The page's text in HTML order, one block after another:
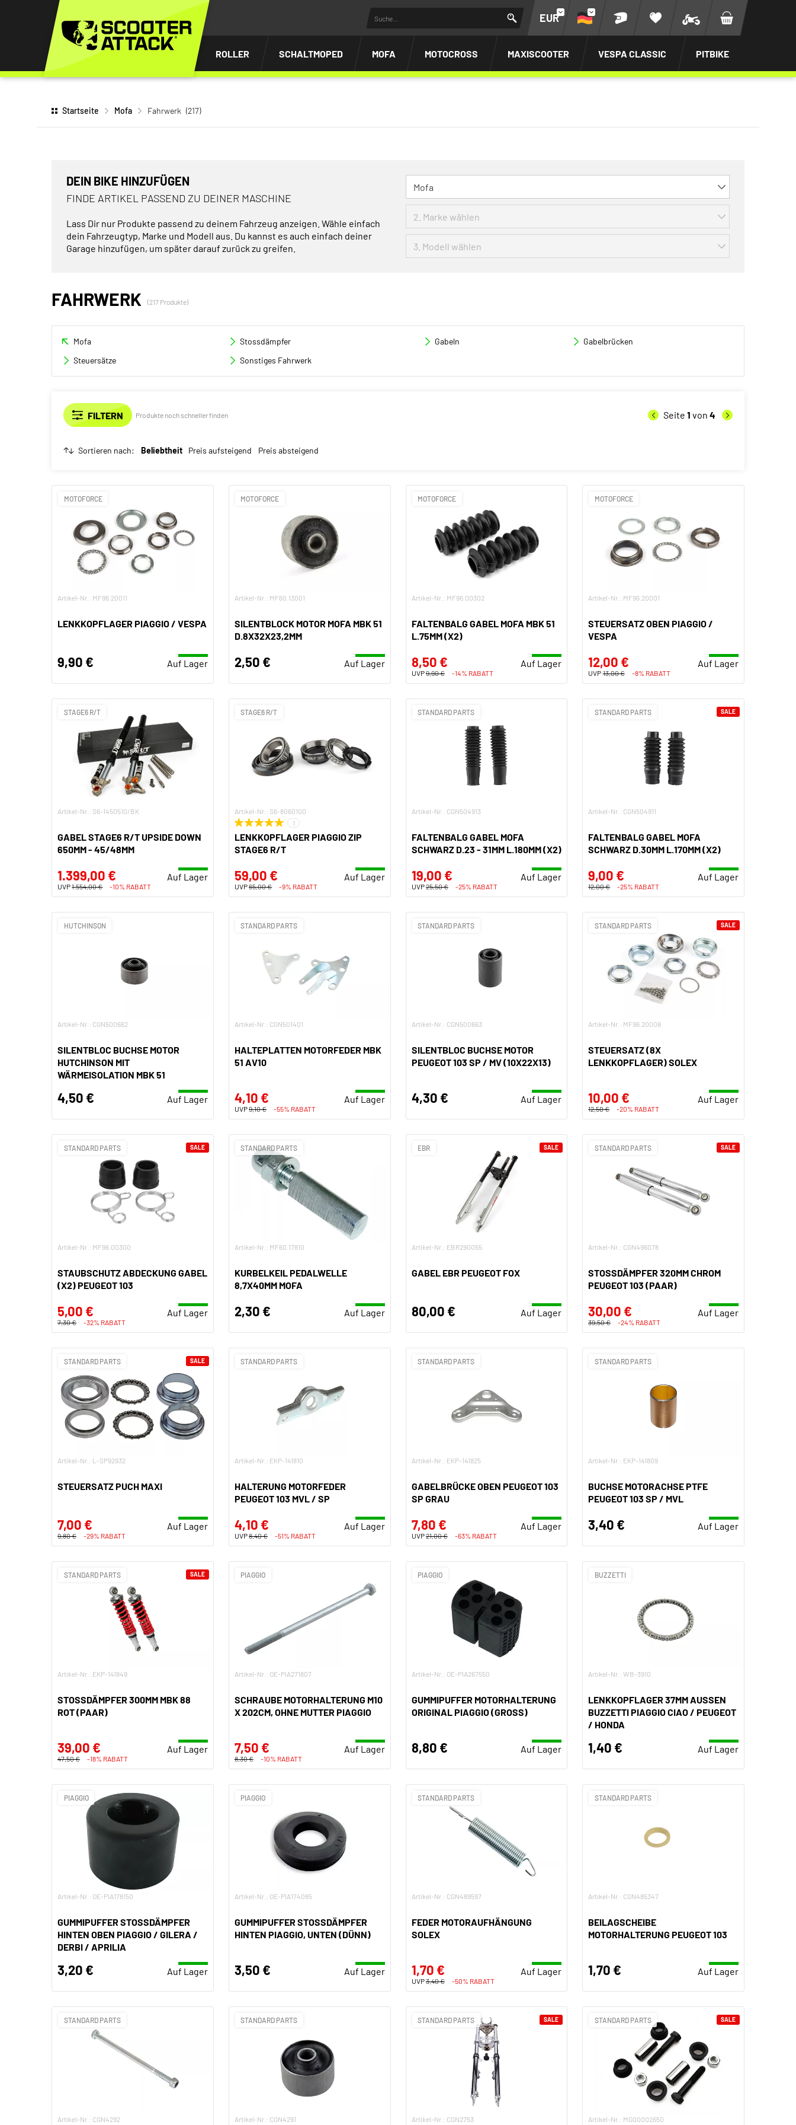
EUR
ROLLER SCHALTMOPED MOFA MOTOCROSS MAXISCOOTER VESPA CLASSIC PITBIKE
Startseite Mofa Fahrwerk (217)
DEIN BIKE HINZUFÜGEN
FINDE ARTIKEL PASSEND ZU DEINER MASCHINE
Lass Dir nur Produkte passend zu deinem Fahrzeug anzeigen. Wähle einfach
dein Fahrzeugtyp, Marke und Modell aus. Du kannst es auch einfach deiner
Garage hinzufügen, um später darauf zurück zu greifen.
FAHRWERK (217 Produkte)
Mofa Stossdämpfer Gabeln
Gabelbrücken
Steuersätze
Sonstiges Fahrwerk
Produkte noch schneller finden Seite 1 von 4
Sortieren nach: Beliebtheit Preis aufsteigend Preis absteigend
MOTOFORCE
Artikel-Nr.: MF96.20011
LENKKOPFLAGER PIAGGIO / VESPA
9,90 € Auf Lager
MOTOFORCE
Artikel-Nr.: MF60.13001
SILENTBLOCK MOTOR MOFA MBK 51
D.8X32X23,2MM
2,50 € Auf Lager
MOTOFORCE
Artikel-Nr.: MF96.00302
FALTENBALG GABEL MOFA MBK 51
L.75MM (X2)
8,50 € Auf Lager
UVP9,90 € -14% RABATT
MOTOFORCE
Artikel-Nr.: MF96.20001
STEUERSATZ OBEN PIAGGIO /
VESPA
12,00 € Auf Lager
UVP13,00 € -8% RABATT
STAGE6 R/T
Artikel-Nr.: S6-1450510/BK
GABEL STAGE6 R/T UPSIDE DOWN
650MM - 45/48MM
1.399,00 € Auf Lager
UVP1.554,00 € -10% RABATT
STAGE6 R/T
Artikel-Nr.: S6-8060100
1
LENKKOPFLAGER PIAGGIO ZIP
STAGE6 R/T
59,00 € Auf Lager
UVP65,00 € -9% RABATT
STANDARD PARTS
Artikel-Nr.: CGN504913
FALTENBALG GABEL MOFA
SCHWARZ D.23 - 31MM L.180MM (X2)
19,00 € Auf Lager
UVP25,50 € -25% RABATT
STANDARD PARTS
Artikel-Nr.: CGN504911
FALTENBALG GABEL MOFA
SCHWARZ D.30MM L.170MM (X2)
9,00 € Auf Lager
12,00 € -25% RABATT
SALE
HUTCHINSON
Artikel-Nr.: CGN500662
SILENTBLOC BUCHSE MOTOR
HUTCHINSON MIT
WÄRMEISOLATION MBK 51
4,50 € Auf Lager
STANDARD PARTS
Artikel-Nr.: CGN501401
HALTEPLATTEN MOTORFEDER MBK
51 AV10
4,10 € Auf Lager
UVP9,10 € -55% RABATT
STANDARD PARTS
Artikel-Nr.: CGN500663
SILENTBLOC BUCHSE MOTOR
PEUGEOT 103 SP / MV (10X22X13)
4,30 € Auf Lager
STANDARD PARTS
Artikel-Nr.: MF96.20008
STEUERSATZ (8X
LENKKOPFLAGER) SOLEX
10,00 € Auf Lager
12,50 € -20% RABATT
SALE
STANDARD PARTS
Artikel-Nr.: MF96.00300
STAUBSCHUTZ ABDECKUNG GABEL
(X2) PEUGEOT 103
5,00 € Auf Lager
7,30 € -32% RABATT
SALE STANDARD PARTS
Artikel-Nr.: MF60.17810
KURBELKEIL PEDALWELLE
8,7X40MM MOFA
2,30 € Auf Lager
EBR
Artikel-Nr.: EBR290055
GABEL EBR PEUGEOT FOX
80,00 € Auf Lager
SALE STANDARD PARTS
Artikel-Nr.: CGN496078
STOSSDÄMPFER 320MM CHROM P
EUGEOT 103 (PAAR)
30,00 € Auf Lager
39,50 € -24% RABATT
SALE
STANDARD PARTS
Artikel-Nr.: L-SP92932
STEUERSATZ PUCH MAXI
7,00 € Auf Lager
9,80 € -29% RABATT
SALE STANDARD PARTS
Artikel-Nr.: EKP-141810
HALTERUNG MOTORFEDER
PEUGEOT 103 MVL / SP
4,10 € Auf Lager
UVP8,40 € -51% RABATT
STANDARD PARTS
Artikel-Nr.: EKP-141825
GABELBRÜCKE OBEN PEUGEOT 103
SP GRAU
7,80 € Auf Lager
UVP21,00 € -63% RABATT
STANDARD PARTS
Artikel-Nr.: EKP-141809
BUCHSE MOTORACHSE PTFE
PEUGEOT 103 SP / MVL
3,40 € Auf Lager
STANDARD PARTS
Artikel-Nr.: EKP-141849
STOSSDÄMPFER 300MM MBK 88
ROT (PAAR)
39,00 € Auf Lager
47,50 € -18% RABATT
SALE PIAGGIO
Artikel-Nr.: OE-PIA271807
SCHRAUBE MOTORHALTERUNG M10
X 202CM, OHNE MUTTER PIAGGIO
7,50 € Auf Lager
8,30 € -10% RABATT
PIAGGIO
Artikel-Nr.: OE-PIA267550
GUMMIPUFFER MOTORHALTERUNG
ORIGINAL PIAGGIO (GROSS)
8,80 € Auf Lager
BUZZETTI
Artikel-Nr.: WB-3910
LENKKOPFLAGER 37MM AUSSEN
BUZZETTI PIAGGIO CIAO / PEUGEOT
/ HONDA
1,40 € Auf Lager
PIAGGIO
Artikel-Nr.: OE-PIA178150
GUMMIPUFFER STOSSDÄMPFER
HINTEN OBEN PIAGGIO / GILERA /
DERBI / APRILIA
3,20 € Auf Lager
PIAGGIO
Artikel-Nr.: OE-PIA174085
GUMMIPUFFER STOSSDÄMPFER H
INTEN PIAGGIO, UNTEN (DÜNN)
3,50 € Auf Lager
STANDARD PARTS
Artikel-Nr.: CGN489597
FEDER MOTORAUFHÄNGUNG
SOLEX
1,70 € Auf Lager
UVP3,40 € -50% RABATT
STANDARD PARTS
Artikel-Nr.: CGN485347
BEILAGSCHEIBE
MOTORHALTERUNG PEUGEOT 103
1,70 € Auf Lager
STANDARD PARTS
Artikel-Nr.: CGN4292
STANDARD PARTS
Artikel-Nr.: CGN4291
STANDARD PARTS
Artikel-Nr.: CGN2753
SALE STANDARD PARTS
Artikel-Nr.: MG00002650
SALE